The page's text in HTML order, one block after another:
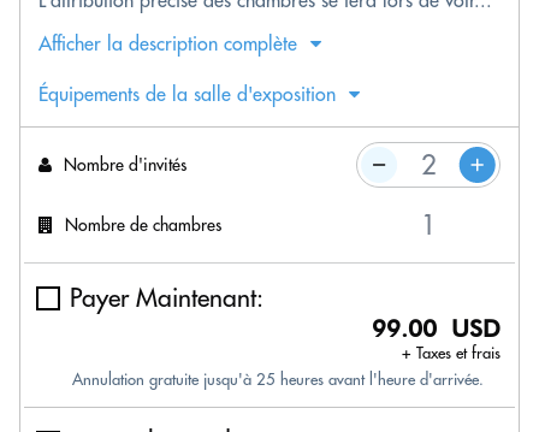
Afficher la description complète
Équipements de la salle d'exposition
Nombre d'invités
Nombre de chambres
Payer Maintenant:
99.00 USD
+ Taxes et frais
Annulation gratuite jusqu'à 25 heures avant l'heure d'arrivée.